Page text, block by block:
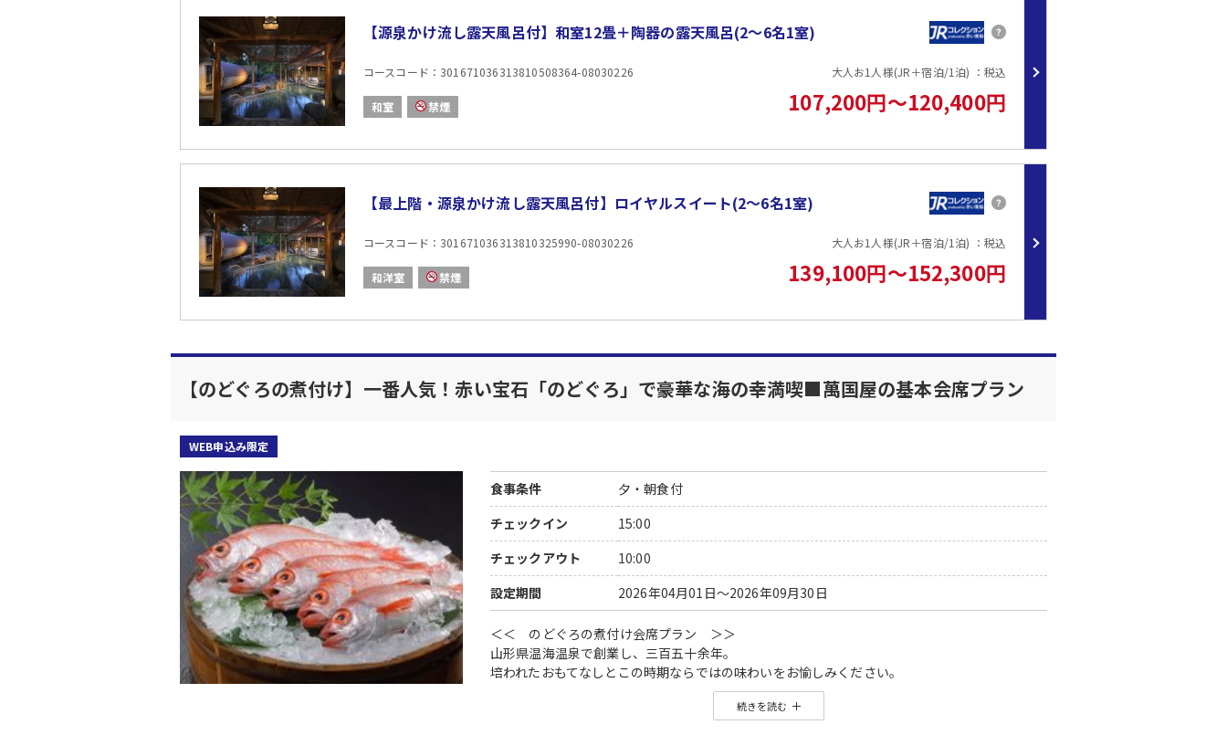
【源泉かけ流し露天風呂付】和室12畳＋陶器の露天風呂(2〜6名1室)
コースコード：301671036313810508364-08030226
和室 禁煙
大人お1人様(JR＋宿泊/1泊) ：税込
107,200円～120,400円
【最上階・源泉かけ流し露天風呂付】ロイヤルスイート(2〜6名1室)
コースコード：301671036313810325990-08030226
和洋室 禁煙
大人お1人様(JR＋宿泊/1泊) ：税込
139,100円～152,300円
【のどぐろの煮付け】一番人気！赤い宝石「のどぐろ」で豪華な海の幸満喫■萬国屋の基本会席プラン
WEB申込み限定
食事条件
夕・朝食付
チェックイン
15:00
チェックアウト
10:00
設定期間
2026年04月01日～2026年09月30日
＜＜ のどぐろの煮付け会席プラン ＞＞
山形県温海温泉で創業し、三百五十余年。
培われたおもてなしとこの時期ならではの味わいをお愉しみください。
メインは、赤い宝石とも呼ばれる高級魚「のどぐろ」を、贅沢に煮付けでお楽しみいただけます。
※通常メインの山形牛しゃぶしゃぶは付きません。
続きを読む